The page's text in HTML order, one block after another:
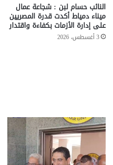
النائب حسام لبن : شجاعة عمال
ميناء دمياط أكدت قدرة المصريين
على إدارة الأزمات بكفاءة واقتدار
3 أغسطس، 2026